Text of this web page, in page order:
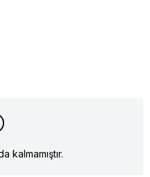
kalmamıştır.